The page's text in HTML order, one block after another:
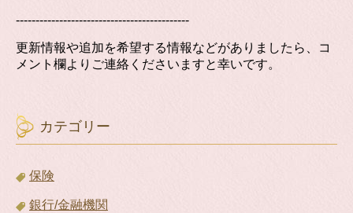
--------------------------------------------
更新情報や追加を希望する情報などがありましたら、コ
メント欄よりご連絡くださいますと幸いです。
カテゴリー
保険
銀行/金融機関